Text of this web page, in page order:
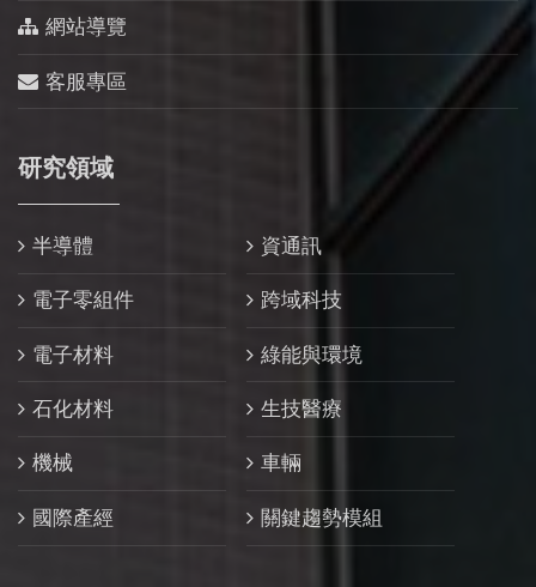
網站導覽
客服專區
研究領域
半導體 資通訊
電子零組件 跨域科技
電子材料 綠能與環境
石化材料 生技醫療
機械 車輛
國際產經 關鍵趨勢模組